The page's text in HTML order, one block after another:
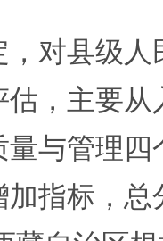
对县级人
，主要
与管理四
指标，